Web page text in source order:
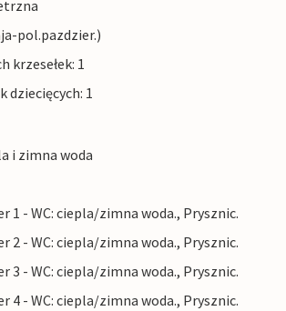
pol.pazdzier.)
krzesełek: 1
dziecięcych: 1
i zimna woda
1 - WC: ciepla/zimna woda., Prysznic.
2 - WC: ciepla/zimna woda., Prysznic.
3 - WC: ciepla/zimna woda., Prysznic.
4 - WC: ciepla/zimna woda., Prysznic.